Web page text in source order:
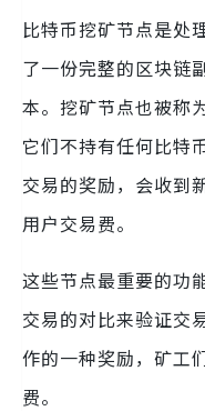
比特币挖矿节点是处
了一份完整的区块链
本。挖矿节点也被
它们不持有任何比特
交易的奖励，会收到
用户交易费。
这些节点最重要的功
交易的对比来验证交
作的一种奖励，矿工
费。